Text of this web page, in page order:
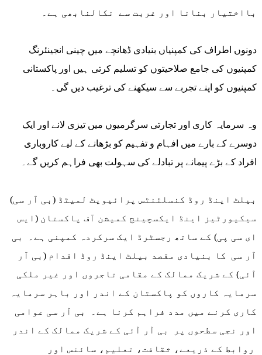
بااختیار بنانا اور غربت سے نکالنابھی ہے۔
دونوں اطراف کی کمپنیاں بنیادی ڈھانچے میں چینی انجینئرنگ
کمپنیوں کی جامع صلاحیتوں کو تسلیم کرتی ہیں اور پاکستانی
کمپنیوں کو اپنے تجربے سے سیکھنے کی ترغیب دیں گی۔
وہ سرمایہ کاری اور تجارتی سرگرمیوں میں تیزی لانے اور ایک
دوسرے کے بارے میں افہام و تفہیم کو بڑھانے کے لیے کاروباری
افراد کے بڑے پیمانے پر تبادلے کی سہولت بھی فراہم کریں گے۔
بیلٹ اینڈ روڈ کنسلٹنٹس پرائیویٹ لمیٹڈ (بی آر سی)
سیکیورٹیز اینڈ ایکسچینج کمیشن آف پاکستان (ایس
ای سی پی) کے ساتھ رجسٹرڈ ایک سرکردہ کمپنی ہے۔ بی
آر سی کا بنیادی مقصد بیلٹ اینڈ روڈ اقدام (بی آر
آئی) کے شریک ممالک کے مقامی تاجروں اور غیر ملکی
سرمایہ کاروں کو پاکستان کے اندر اور باہر سرمایہ
کاری کرنے میں مدد فراہم کرنا ہے۔ بی آر سی عوامی
اور نجی سطحوں پر بی آر آئی کے شریک ممالک کے اندر
روابط کے ذریعے، ثقافت، تعلیم، سائنس اور